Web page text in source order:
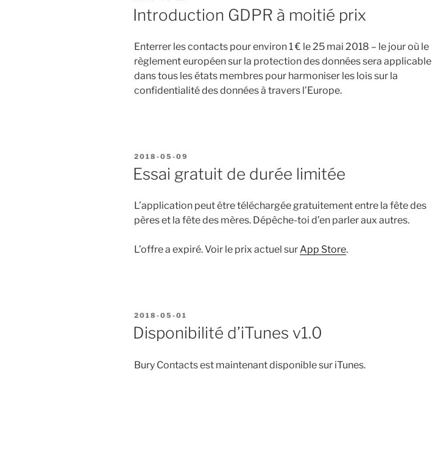
LE
Introduction GDPR à moitié prix
Enterrer les contacts pour environ 1 € le 25 mai 2018 – le jour où le
règlement européen sur la protection des données sera applicable
dans tous les états membres pour harmoniser les lois sur la
confidentialité des données à travers l’Europe.
PUBLIÉ
LE
2018-05-09
Essai gratuit de durée limitée
L’application peut être téléchargée gratuitement entre la fête des
pères et la fête des mères. Dépêche-toi d’en parler aux autres.
L’offre a expiré. Voir le prix actuel surApp Store.
PUBLIÉ
LE
2018-05-01
Disponibilité d’iTunes v1.0
Bury Contacts est maintenant disponible sur iTunes.